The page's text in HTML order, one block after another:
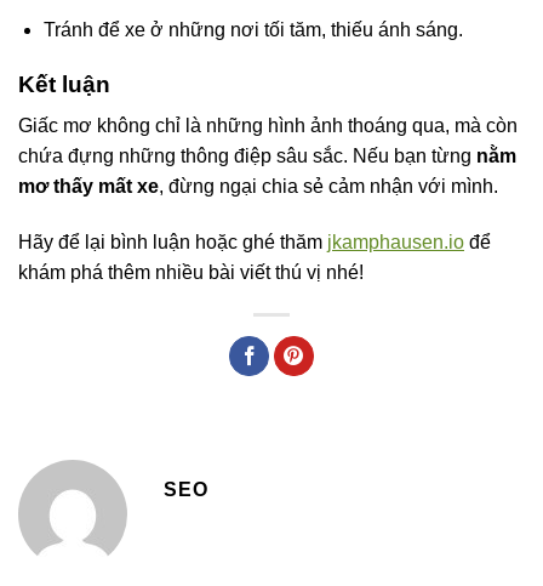
Tránh để xe ở những nơi tối tăm, thiếu ánh sáng.
Kết luận
Giấc mơ không chỉ là những hình ảnh thoáng qua, mà còn
chứa đựng những thông điệp sâu sắc. Nếu bạn từng nằm
mơ thấy mất xe, đừng ngại chia sẻ cảm nhận với mình.
Hãy để lại bình luận hoặc ghé thăm jkamphausen.io để
khám phá thêm nhiều bài viết thú vị nhé!
SEO